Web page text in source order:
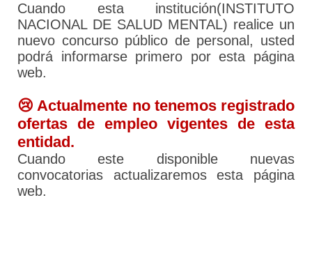
Cuando esta institución(INSTITUTO
NACIONAL DE SALUD MENTAL) realice un
nuevo concurso público de personal, usted
podrá informarse primero por esta página
web.
😢 Actualmente no tenemos registrado
ofertas de empleo vigentes de esta
entidad.
Cuando este disponible nuevas
convocatorias actualizaremos esta página
web.